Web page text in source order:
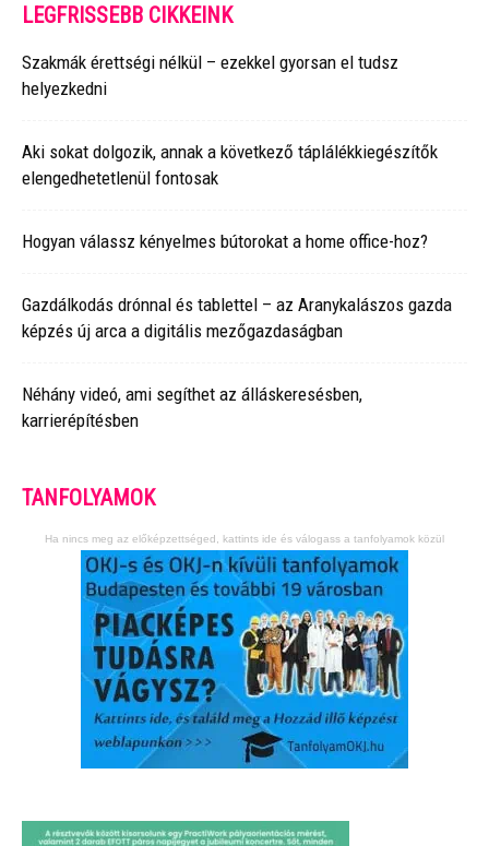
LEGFRISSEBB CIKKEINK
Szakmák érettségi nélkül – ezekkel gyorsan el tudsz
helyezkedni
Aki sokat dolgozik, annak a következő táplálékkiegészítők
elengedhetetlenül fontosak
Hogyan válassz kényelmes bútorokat a home office-hoz?
Gazdálkodás drónnal és tablettel – az Aranykalászos gazda
képzés új arca a digitális mezőgazdaságban
Néhány videó, ami segíthet az álláskeresésben,
karrierépítésben
TANFOLYAMOK
Ha nincs meg az előképzettséged, kattints ide és válogass a tanfolyamok közül